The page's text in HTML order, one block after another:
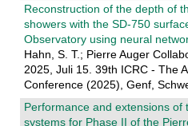
Reconstruction of the depth of
showers with the SD-750
Observatory using neural
Hahn, S. T.; Pierre Auger
2025, Juli 15. 39th ICRC - The
Conference (2025), Genf,
Performance and extensions of
systems for Phase II of the